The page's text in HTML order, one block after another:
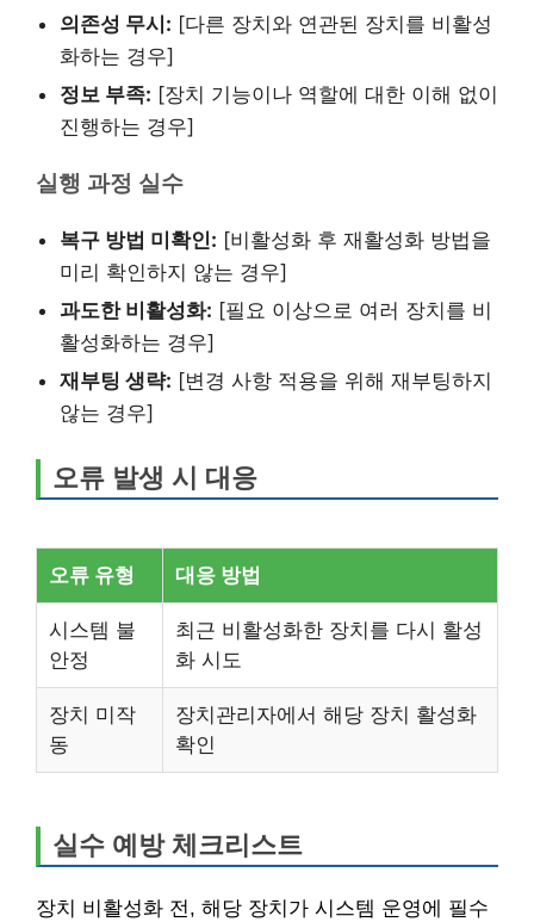
의존성 무시: [다른 장치와 연관된 장치를 비활성
화하는 경우]
정보 부족: [장치 기능이나 역할에 대한 이해 없이
진행하는 경우]
실행 과정 실수
복구 방법 미확인: [비활성화 후 재활성화 방법을
미리 확인하지 않는 경우]
과도한 비활성화: [필요 이상으로 여러 장치를 비
활성화하는 경우]
재부팅 생략: [변경 사항 적용을 위해 재부팅하지
않는 경우]
오류 발생 시 대응
오류 유형 대응 방법
시스템 불
안정
최근 비활성화한 장치를 다시 활성
화 시도
장치 미작
동
장치관리자에서 해당 장치 활성화
확인
실수 예방 체크리스트
장치 비활성화 전, 해당 장치가 시스템 운영에 필수